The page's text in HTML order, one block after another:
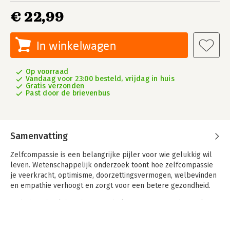
€ 22,99
In winkelwagen
Op voorraad
Vandaag voor 23:00 besteld, vrijdag in huis
Gratis verzonden
Past door de brievenbus
Samenvatting
Zelfcompassie is een belangrijke pijler voor wie gelukkig wil
leven. Wetenschappelijk onderzoek toont hoe zelfcompassie
je veerkracht, optimisme, doorzettingsvermogen, welbevinden
en empathie verhoogt en zorgt voor een betere gezondheid.